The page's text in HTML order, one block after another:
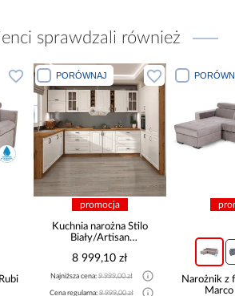
sprawdzali również
PORÓWNAJ
promocja
Kuchnia narożna Stilo
Biały/Artisan
8 999,10 zł
Najniższa cena:9 999,00 zł
Cena regularna:9 999,00 zł
Narożnik z